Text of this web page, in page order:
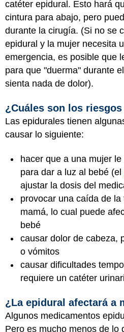
catéter epidural. Esto hará
cintura para abajo, pero
durante la cirugía. (Si no se
epidural y la mujer necesita
emergencia, es posible que
para que "duerma" durante
sienta nada de dolor).
¿Cuáles son los
Las epidurales tienen
causar lo siguiente:
hacer que a una mujer
para dar a luz al bebé (el
ajustar la dosis del
provocar una caída de
mamá, lo cual puede
bebé
causar dolor de cabeza,
o vómitos
causar dificultades
requiere un catéter
¿La epidural afectará a
Algunos medicamentos
Pero es mucho menos de lo